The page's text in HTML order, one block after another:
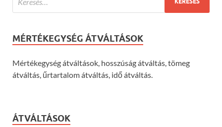
MÉRTÉKEGYSÉG ÁTVÁLTÁSOK
Mértékegység átváltások, hosszúság átváltás, tömeg
átváltás, űrtartalom átváltás, idő átváltás.
ÁTVÁLTÁSOK